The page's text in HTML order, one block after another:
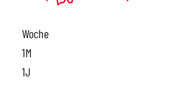
Woche
1M
1J